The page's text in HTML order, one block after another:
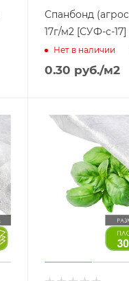
Спанбонд
17г/м2 [СУФ-с-17]
Нет в наличии
0.30 руб./м2